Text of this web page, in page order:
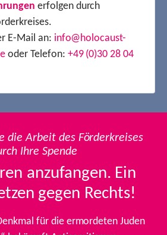
erfolgen durch
E-Mail an: info@holocaust-
oder Telefon: +49 (0)30 28 04
die Arbeit des Förderkreises
Ihre Spende
anzufangen. Ein
gegen Rechts!
für die ermordeten Juden